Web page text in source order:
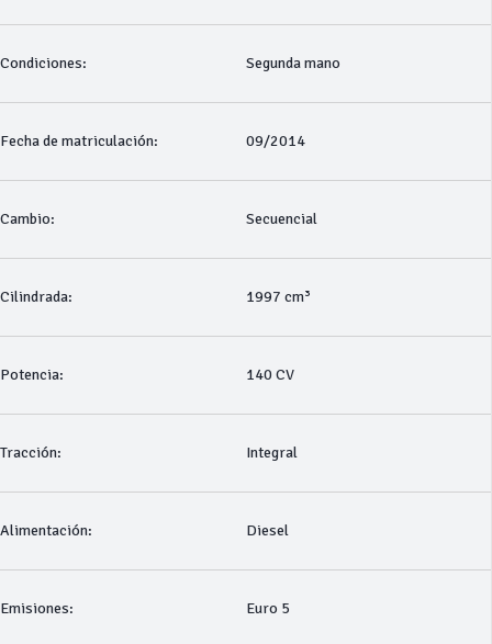
Condiciones: Segunda mano
Fecha de matriculación: 09/2014
Cambio: Secuencial
Cilindrada: 1997 cm³
Potencia: 140 CV
Tracción: Integral
Alimentación: Diesel
Emisiones: Euro 5